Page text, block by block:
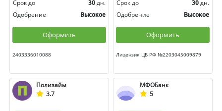
Срок до
30 дн.
Одобрение
Высокое
Оформить
2403336010088
Срок до
30 дн.
Одобрение
Высокое
Оформить
Лицензия ЦБ РФ №2203045009879
Полизайм
3.7
МФОБанк
5